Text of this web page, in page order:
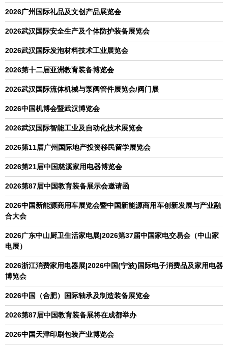
2026广州国际礼品及文创产品展览会
2026武汉国际安全生产及个体防护装备展览会
2026武汉国际发泡材料技术工业展览会
2026第十二届亚洲教育装备博览会
2026武汉国际流体机械与泵阀管件展览会/阀门展
2026中国机博会暨武汉博览会
2026武汉国际智能工业及自动化技术展览会
2026第11届广州国际地产投资移民留学展览会
2026第21届中国慈溪家用电器博览会
2026第87届中国教育装备展示会邀请函
2026中国新能源商用车展览会暨中国新能源商用车创新发展与产业融
合大会
2026广东中山厨卫生活家电展|2026第37届中国家电交易会（中山家
电展）
2026浙江消费家用电器展|2026中国(宁波)国际电子消费品及家用电器
博览会
2026中国（合肥）国际轴承及制造装备展览会
2026第87届中国教育装备展将在成都举办
2026中国天津印刷包装产业博览会